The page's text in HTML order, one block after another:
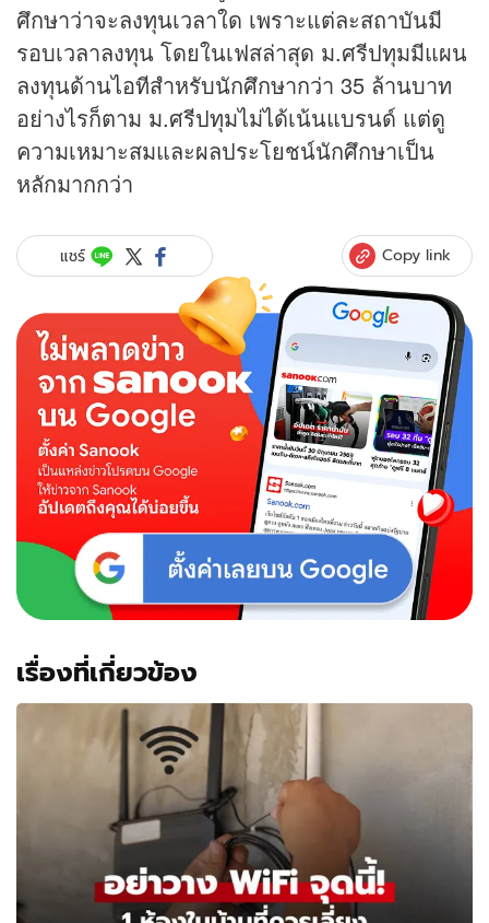
ศึกษาว่าจะลงทุนเวลาใด เพราะแต่ละสถาบันมี
รอบเวลาลงทุน โดยในเฟสล่าสุด ม.ศรีปทุมมีแผน
ลงทุนด้านไอทีสำหรับนักศึกษากว่า 35 ล้านบาท
อย่างไรก็ตาม ม.ศรีปทุมไม่ได้เน้นแบรนด์ แต่ดู
ความเหมาะสมและผลประโยชน์นักศึกษาเป็น
หลักมากกว่า
แชร์ Copy link
เรื่องที่เกี่ยวข้อง